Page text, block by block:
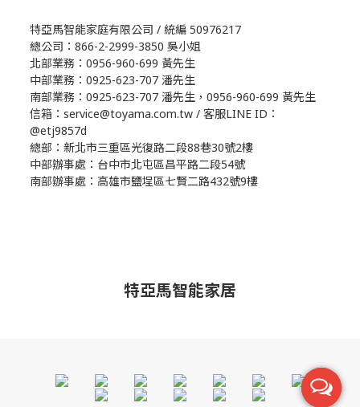
特亞馬智能家庭有限公司 / 統編 50976217
總公司：866-2-2999-3850 吳小姐
北部業務：0956-960-699 黃先生
中部業務：0925-623-707 潘先生
南部業務：0925-623-707 潘先生，0956-960-699 黃先生
信箱：service@toyama.com.tw / 客服LINE ID：
@etj9857d
總部：新北市三重區光復路二段88巷30號2樓
中部辦事處：台中市北屯區昌平路二段54號
南部辦事處：高雄市鹽埕區七賢二路432號9樓
特亞馬智能家居